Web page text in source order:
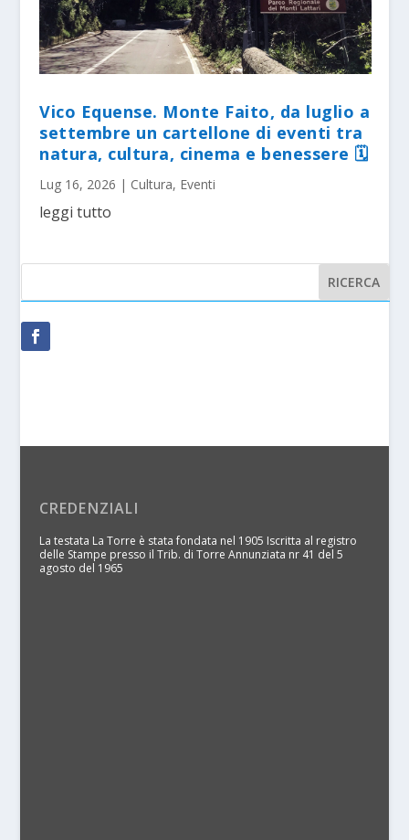
Vico Equense. Monte Faito, da luglio a
settembre un cartellone di eventi tra
natura, cultura, cinema e benessere 🗓
Lug 16, 2026 | Cultura, Eventi
leggi tutto
CREDENZIALI
La testata La Torre è stata fondata nel 1905 Iscritta al registro
delle Stampe presso il Trib. di Torre Annunziata nr 41 del 5
agosto del 1965